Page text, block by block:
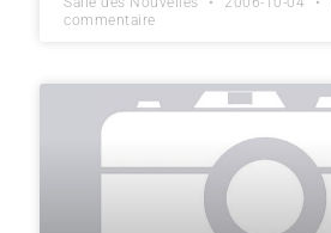
commentaire